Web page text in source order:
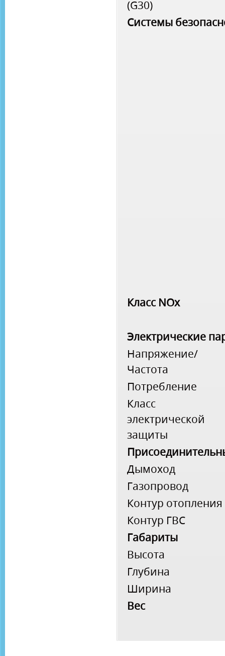
(G30)
Системы
Класс NOx
Электрические
Напряжение/
Частота
Потребление
Класс
электрической
защиты
Дымоход
Газопровод
Контур отопления
Контур ГВС
Габариты
Высота
Глубина
Ширина
Вес